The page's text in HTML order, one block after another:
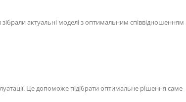
актуальні моделі з оптимальним співвідношенням
Це допоможе підібрати оптимальне рішення саме